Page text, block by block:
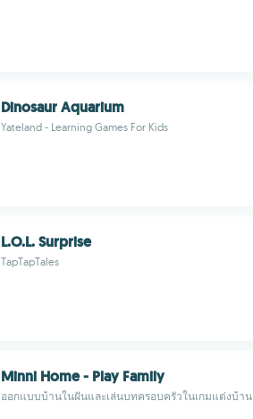
Dinosaur Aquarium
Yateland - Learning Games For Kids
L.O.L. Surprise
TapTapTales
Minni Home - Play Family
ออกแบบบ้านในฝันและเล่นบทครอบครัวในเกมแต่งบ้าน